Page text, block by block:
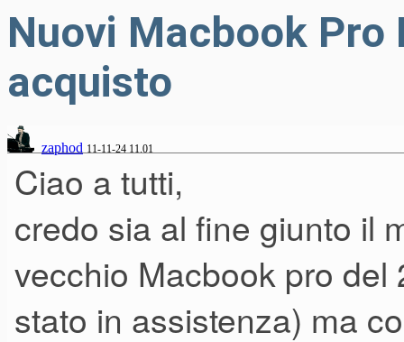
Nuovi Macbook
acquisto
zaphod 11-11-24 11.01
Ciao a tutti,
credo sia al fine giunto il
vecchio Macbook pro
stato in assistenza) ma